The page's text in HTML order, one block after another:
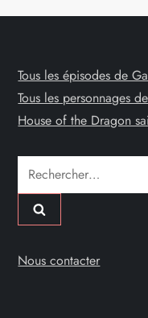
Tous les épisodes de
Tous les personnages
House of the Dragon
Rechercher :
Nous contacter